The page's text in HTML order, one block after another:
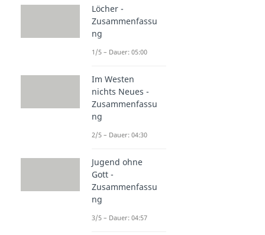
Löcher -
Zusammenfassu
ng
1/5 – Dauer: 05:00
Im Westen
nichts Neues -
Zusammenfassu
ng
2/5 – Dauer: 04:30
Jugend ohne
Gott -
Zusammenfassu
ng
3/5 – Dauer: 04:57